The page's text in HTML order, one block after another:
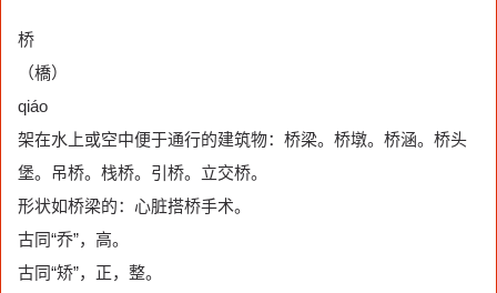
桥
（橋）
qiáo
架在水上或空中便于通行的建筑物：桥梁。桥墩。桥涵。桥头
堡。吊桥。栈桥。引桥。立交桥。
形状如桥梁的：心脏搭桥手术。
古同“乔”，高。
古同“矫”，正，整。